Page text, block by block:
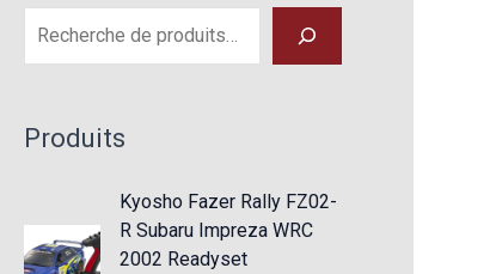
Produits
Kyosho Fazer Rally FZ02-
R Subaru Impreza WRC
2002 Readyset